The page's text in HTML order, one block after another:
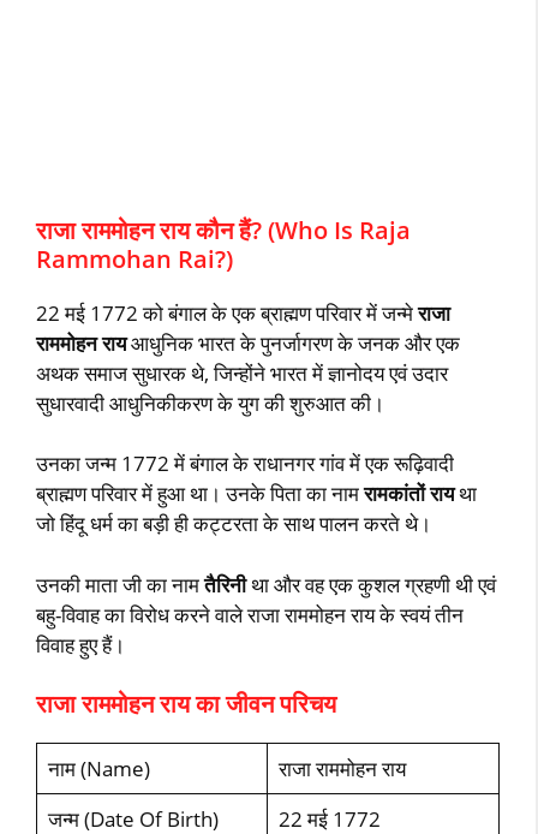
राजा राममोहन राय कौन हैं? (Who Is Raja
Rammohan Rai?)
22 मई 1772 को बंगाल के एक ब्राह्मण परिवार में जन्मेराजा
राममोहन रायआधुनिक भारत के पुनर्जागरण के जनक और एक
अथक समाज सुधारक थे, जिन्होंने भारत में ज्ञानोदय एवं उदार
सुधारवादी आधुनिकीकरण के युग की शुरुआत की।
उनका जन्म 1772 में बंगाल के राधानगर गांव में एक रूढ़िवादी
ब्राह्मण परिवार में हुआ था। उनके पिता का नामरामकांतों रायथा
जो हिंदू धर्म का बड़ी ही कट्टरता के साथ पालन करते थे।
उनकी माता जी का नामतैरिनीथा और वह एक कुशल ग्रहणी थी एवं
बहु-विवाह का विरोध करने वाले राजा राममोहन राय के स्वयं तीन
विवाह हुए हैं।
राजा राममोहन राय का जीवन परिचय
नाम (Name)
राजा राममोहन राय
जन्म (Date Of Birth)
22 मई 1772